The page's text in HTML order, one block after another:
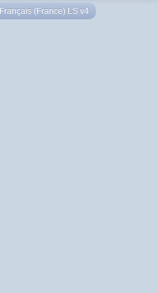
Français (France) LS v4